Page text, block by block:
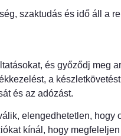
szaktudás és idő áll a
és győződj meg
a
és az adózást.
elengedhetetlen, hogy
kínál, hogy